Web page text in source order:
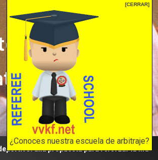
[CERRAR]
¿Conoces nuestra escuela de arbitraje?
mrprepor: el
en internet
El karate en internet
propuesta para reforzar la independencia